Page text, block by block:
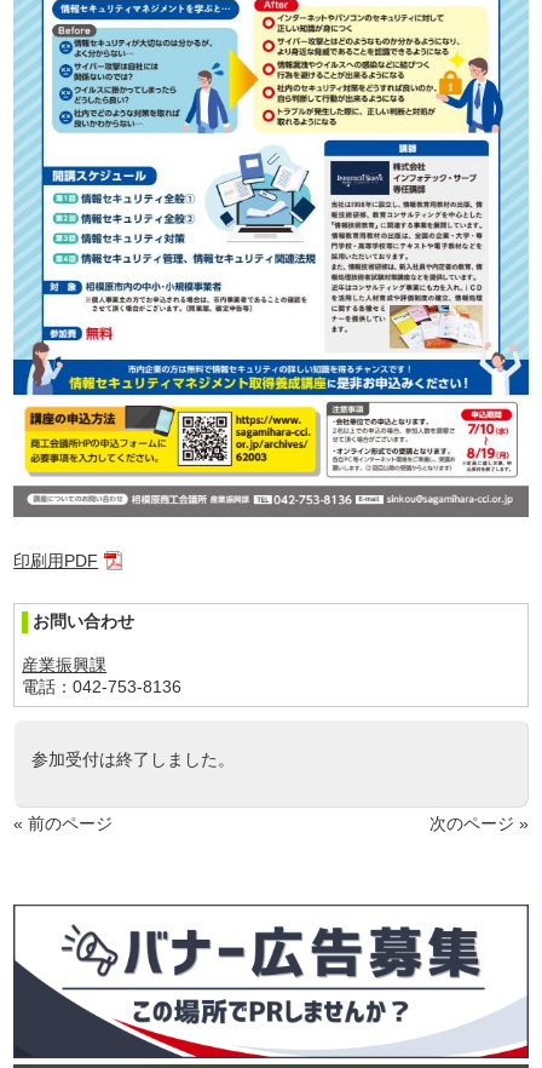
印刷用PDF
お問い合わせ
産業振興課
電話：042-753-8136
参加受付は終了しました。
« 前のページ 次のページ »